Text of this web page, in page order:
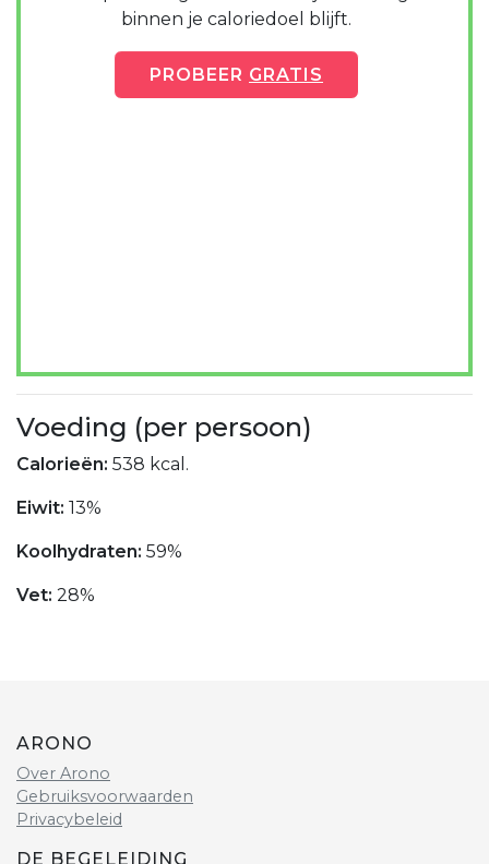
binnen je caloriedoel blijft.
PROBEER GRATIS
Voeding (per persoon)
Calorieën: 538 kcal.
Eiwit: 13%
Koolhydraten: 59%
Vet: 28%
ARONO
Over Arono
Gebruiksvoorwaarden
Privacybeleid
DE BEGELEIDING